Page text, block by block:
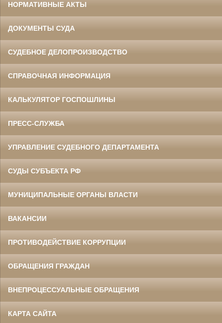
НОРМАТИВНЫЕ АКТЫ
ДОКУМЕНТЫ СУДА
СУДЕБНОЕ ДЕЛОПРОИЗВОДСТВО
СПРАВОЧНАЯ ИНФОРМАЦИЯ
КАЛЬКУЛЯТОР ГОСПОШЛИНЫ
ПРЕСС-СЛУЖБА
УПРАВЛЕНИЕ СУДЕБНОГО ДЕПАРТАМЕНТА
СУДЫ СУБЪЕКТА РФ
МУНИЦИПАЛЬНЫЕ ОРГАНЫ ВЛАСТИ
ВАКАНСИИ
ПРОТИВОДЕЙСТВИЕ КОРРУПЦИИ
ОБРАЩЕНИЯ ГРАЖДАН
ВНЕПРОЦЕССУАЛЬНЫЕ ОБРАЩЕНИЯ
КАРТА САЙТА